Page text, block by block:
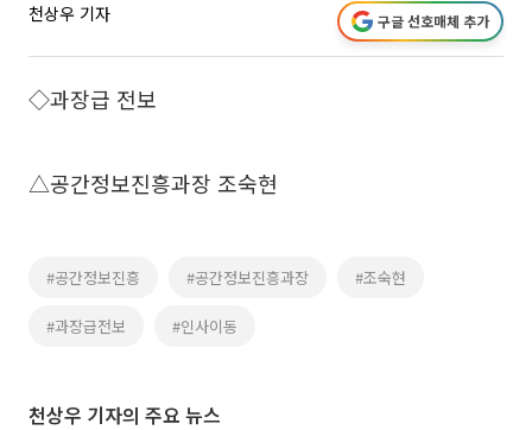
천상우 기자 구글 선호매체 추가
◇과장급 전보
△공간정보진흥과장 조숙현
#공간정보진흥 #공간정보진흥과장 #조숙현
#과장급전보 #인사이동
천상우 기자의 주요 뉴스